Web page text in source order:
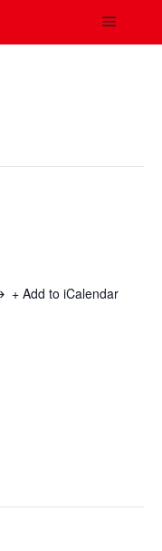
+ Add to iCalendar